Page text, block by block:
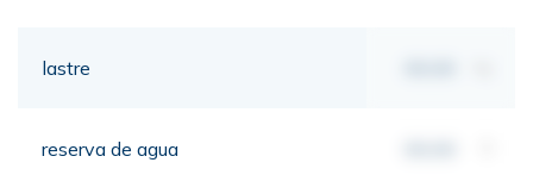
lastre
reserva de agua